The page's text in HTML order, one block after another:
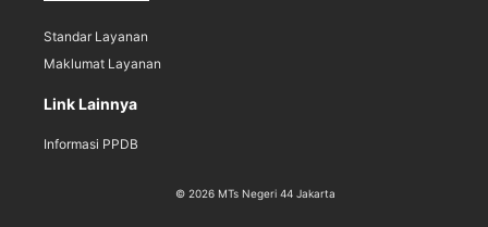
Standar Layanan
Maklumat Layanan
Link Lainnya
Informasi PPDB
© 2026 MTs Negeri 44 Jakarta